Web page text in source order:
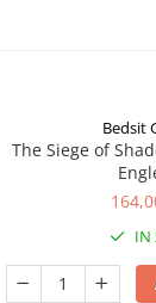
Bedsit
The Siege of
IN